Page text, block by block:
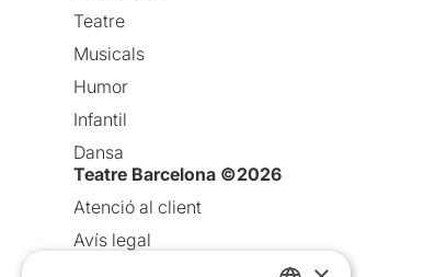
Teatre
Musicals
Humor
Infantil
Dansa
Teatre Barcelona ©2026
Atenció al client
Avís legal